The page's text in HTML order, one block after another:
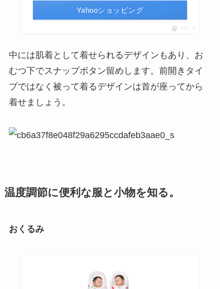
Yahooショッピング
ポチップ
中には肌着として着せられるデザインもあり、お
むつ下でスナップボタン留めします。前開きタイ
プではなく被って着るデザインは首が座ってから
着せましょう。
温度調節に便利な服と小物を知る。
おくるみ